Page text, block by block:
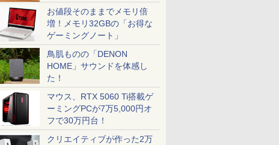
お値段そのままでメモリ倍
増！メモリ32GBの「お得な
ゲーミングノート」
鳥肌ものの「DENON
HOME」サウンドを体感し
た！
マウス、RTX 5060 Ti搭載ゲ
ーミングPCが7万5,000円オ
フで30万円台！
クリエイティブが作った2万